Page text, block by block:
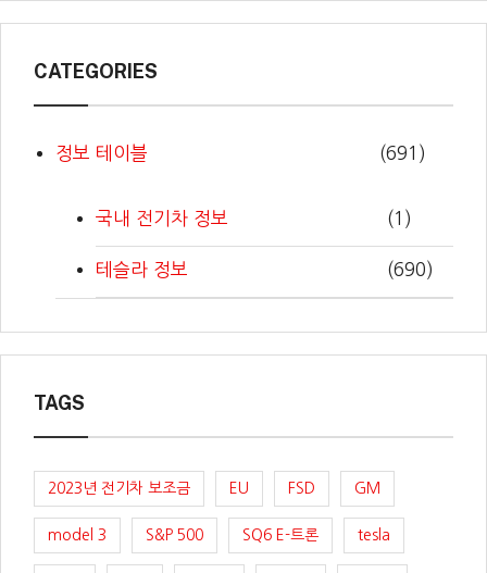
CATEGORIES
정보 테이블 (691)
국내 전기차 정보 (1)
테슬라 정보 (690)
TAGS
2023년 전기차 보조금 EU FSD GM
model 3 S&P 500 SQ6 E-트론 tesla